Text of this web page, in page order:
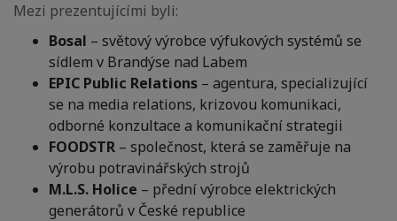
Mezi prezentujícími byli:
Bosal – světový výrobce výfukových systémů se
sídlem v Brandýse nad Labem
EPIC Public Relations – agentura, specializující
se na media relations, krizovou komunikaci,
odborné konzultace a komunikační strategii
FOODSTR – společnost, která se zaměřuje na
výrobu potravinářských strojů
M.L.S. Holice – přední výrobce elektrických
generátorů v České republice